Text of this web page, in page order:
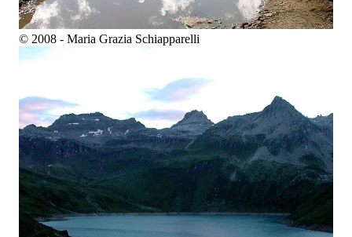
© 2008 - Maria Grazia Schiapparelli